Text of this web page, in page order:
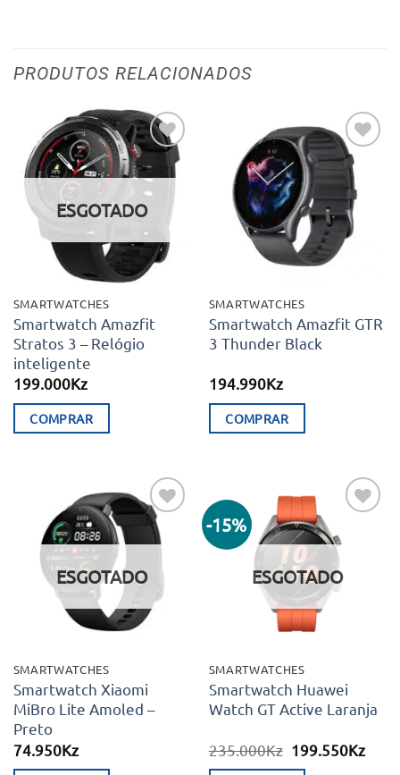
PRODUTOS RELACIONADOS
Adicionar
aos meus
desejos
ESGOTADO
SMARTWATCHES
Smartwatch Amazfit
Stratos 3 – Relógio
inteligente
199.000Kz
COMPRAR
Adicionar
aos meus
desejos
SMARTWATCHES
Smartwatch Amazfit GTR
3 Thunder Black
194.990Kz
COMPRAR
Adicionar
aos meus
ESGOTADO
SMARTWATCHES
Smartwatch Xiaomi
MiBro Lite Amoled –
Preto
74.950Kz
-15%
Adicionar
aos meus
ESGOTADO
SMARTWATCHES
Smartwatch Huawei
Watch GT Active Laranja
235.000Kz O
199.550KzO